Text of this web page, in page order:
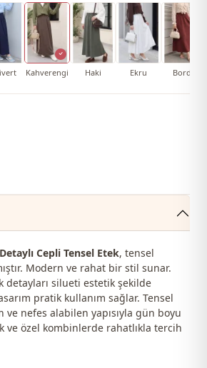
Kahverengi Haki Ekru Bordo
Cepli Tensel Etek, tensel
Modern ve rahat bir stil sunar.
detayları silueti estetik şekilde
pratik kullanım sağlar. Tensel
ve nefes alabilen yapısıyla gün boyu
ve özel kombinlerde rahatlıkla tercih